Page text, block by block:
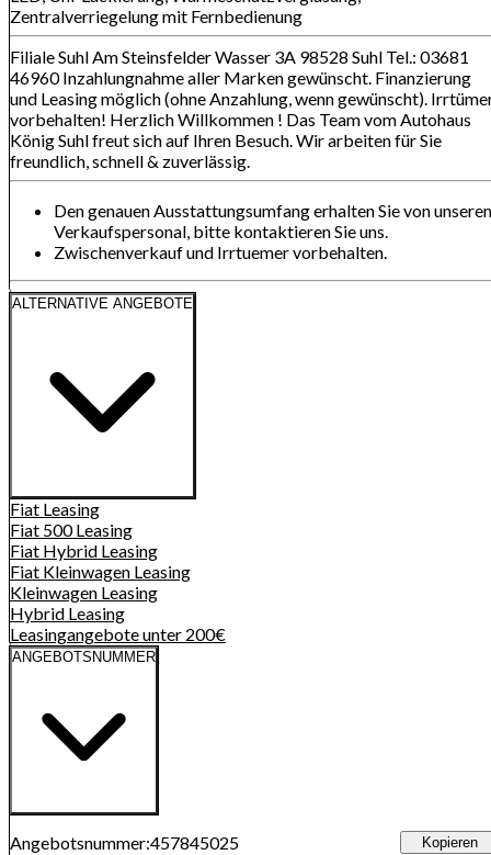
Zentralverriegelung mit Fernbedienung
Filiale Suhl Am Steinsfelder Wasser 3A 98528 Suhl Tel.: 03681
46960 Inzahlungnahme aller Marken gewünscht. Finanzierung
und Leasing möglich (ohne Anzahlung, wenn gewünscht).
vorbehalten! Herzlich Willkommen ! Das Team vom Autohaus
König Suhl freut sich auf Ihren Besuch. Wir arbeiten für Sie
freundlich, schnell & zuverlässig.
Den genauen Ausstattungsumfang erhalten Sie von
Verkaufspersonal, bitte kontaktieren Sie uns.
Zwischenverkauf und Irrtuemer vorbehalten.
ALTERNATIVE ANGEBOTE
Fiat Leasing
Fiat 500Leasing
Fiat Hybrid Leasing
Fiat Kleinwagen Leasing
Kleinwagen Leasing
Hybrid Leasing
Leasingangebote unter 200€
ANGEBOTSNUMMER
Angebotsnummer:457845025 Kopieren